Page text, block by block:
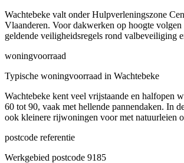
Wachtebeke valt onder Hulpverleningszone
Vlaanderen. Voor dakwerken op hoogte volgen
geldende veiligheidsregels rond valbeveiliging
woningvoorraad
Typische woningvoorraad in Wachtebeke
Wachtebeke kent veel vrijstaande en halfopen
60 tot 90, vaak met hellende pannendaken. In
ook kleinere rijwoningen voor met natuurleien
postcode referentie
Werkgebied postcode 9185